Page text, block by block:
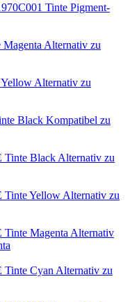
Tinte Pigment-
Alternativ zu
Alternativ zu
Kompatibel zu
Alternativ zu
Alternativ zu
Alternativ
Alternativ zu